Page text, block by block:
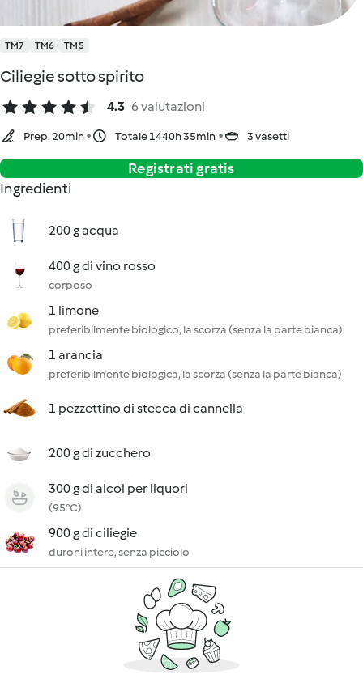
TM7 TM6 TM5
Ciliegie sotto spirito
4.3 6 valutazioni
Prep. 20min Totale 1440h 35min 3 vasetti
Registrati gratis
Ingredienti
200 g acqua
400 g di vino rosso
corposo
1 limone
preferibilmente biologico, la scorza (senza la parte bianca)
1 arancia
preferibilmente biologica, la scorza (senza la parte bianca)
1 pezzettino di stecca di cannella
200 g di zucchero
300 g di alcol per liquori
(95°C)
900 g di ciliegie
duroni intere, senza picciolo